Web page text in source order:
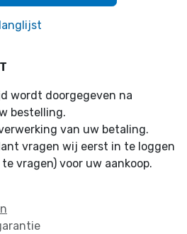
wordt doorgegeven na
bestelling.
van uw betaling.
vragen wij eerst in te loggen
vragen) voor uw aankoop.